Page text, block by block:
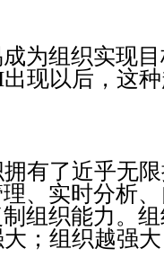
为组织实现
现以后，这
有了近乎无
、实时分析
组织能力。
；组织越强